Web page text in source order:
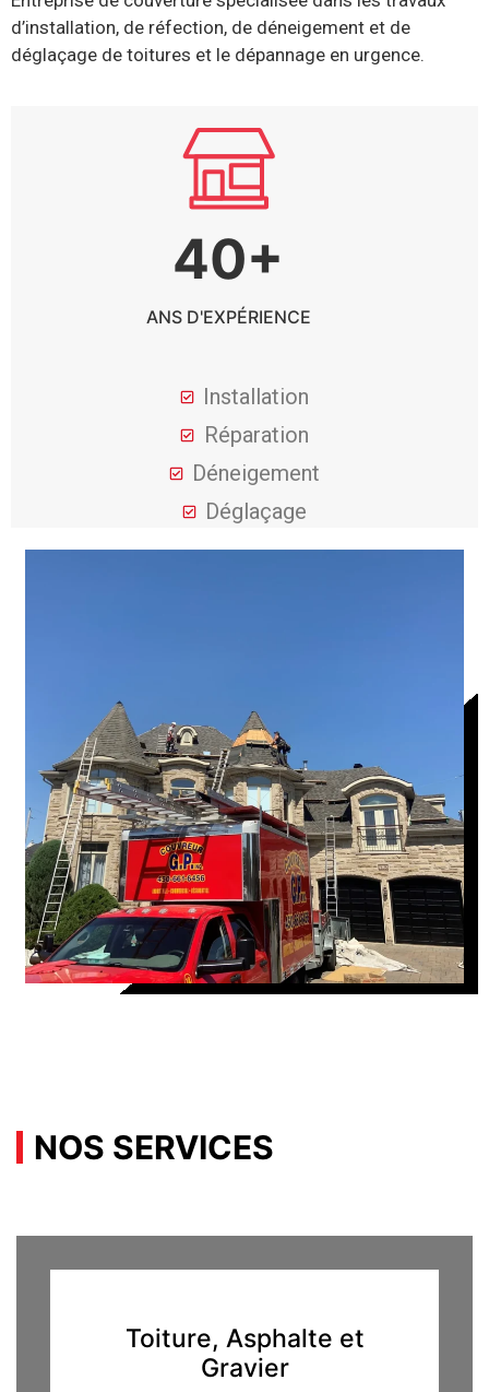
d’installation, de réfection, de déneigement et de
déglaçage de toitures et le dépannage en urgence.
40+
ANS D'EXPÉRIENCE
Installation
Réparation
Déneigement
Déglaçage
NOS SERVICES
Toiture, Asphalte et
Gravier